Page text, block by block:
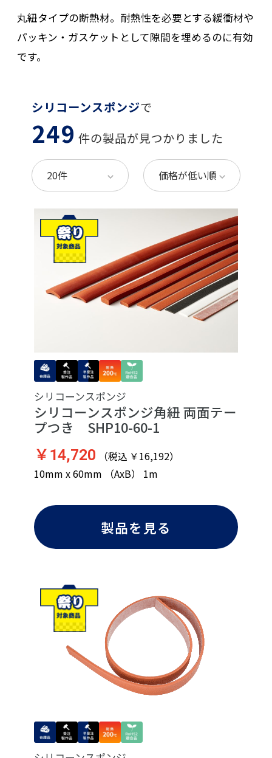
丸紐タイプの断熱材。耐熱性を必要とする緩衝材や
パッキン・ガスケットとして隙間を埋めるのに有効
です。
シリコーンスポンジで
249 件の製品が見つかりました
シリコーンスポンジ
シリコーンスポンジ角紐 両面テー
プつき SHP10-60-1
￥14,720 （税込 ￥16,192）
10mm x 60mm （AxB） 1m
製品を見る